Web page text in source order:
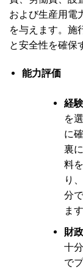
および生産用電
を与えます。施
と安全性を確保
能力評価
経
を
に
裏
料
り
分
ます
財
十
で